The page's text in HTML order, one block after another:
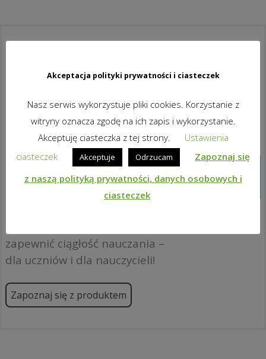
To idealna platforma w chmurze
niezależnie od tego, czy
komputery i urządzenia uczniów
znajdują się w jednym miejscu,
czy uczestniczą oni w zajęciach
zdalnie korzystając z Internetu.
Bez przełączania między różnymi
zapewnić ciągłość nauczania –
dla uczniów i dla nauczycieli!
Zapoznaj się z produktem
Akceptacja polityki prywatności i ciasteczek
Nasz serwis wykorzystuje pliki cookies. Korzystanie z
witryny oznacza zgodę na ich zapis i wykorzystanie.
Akceptuję ciasteczka z tej strony.
Ustawienia
ciasteczek
Akceptuje Odrzucam
Zapoznaj się
z naszą polityką prywatności, danych osobowych i
ciasteczek